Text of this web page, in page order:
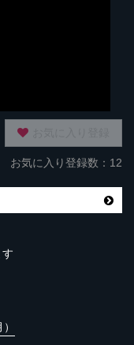
お気に入り登録数：12